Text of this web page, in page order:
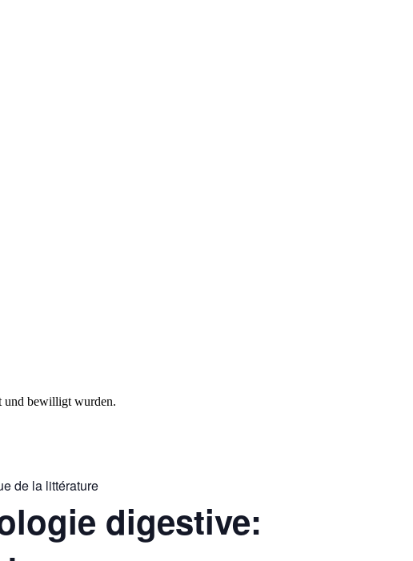
und bewilligt wurden.
de la littérature
digestive: